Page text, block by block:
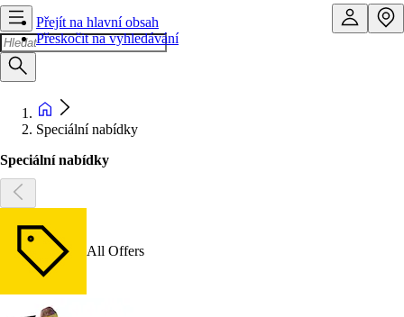
Přejít na hlavní obsah
Přeskočit na vyhledávání
Speciální nabídky
Speciální nabídky
All Offers